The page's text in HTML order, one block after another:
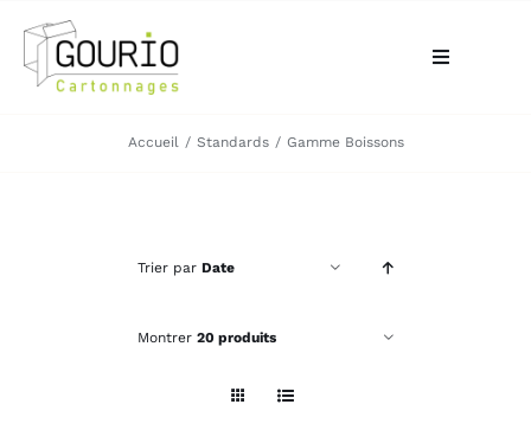
contenu
Toggle
VOTRE BESOIN
Accueil Standards Gamme Boissons
Trier par Date
Montrer 20 produits